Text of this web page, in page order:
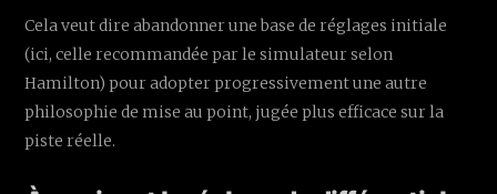
Cela veut dire abandonner une base de réglages initiale
(ici, celle recommandée par le simulateur selon
Hamilton) pour adopter progressivement une autre
philosophie de mise au point, jugée plus efficace sur la
piste réelle.